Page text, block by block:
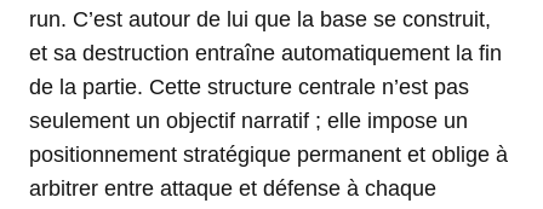
run. C’est autour de lui que la base se construit,
et sa destruction entraîne automatiquement la fin
de la partie. Cette structure centrale n’est pas
seulement un objectif narratif ; elle impose un
positionnement stratégique permanent et oblige à
arbitrer entre attaque et défense à chaque